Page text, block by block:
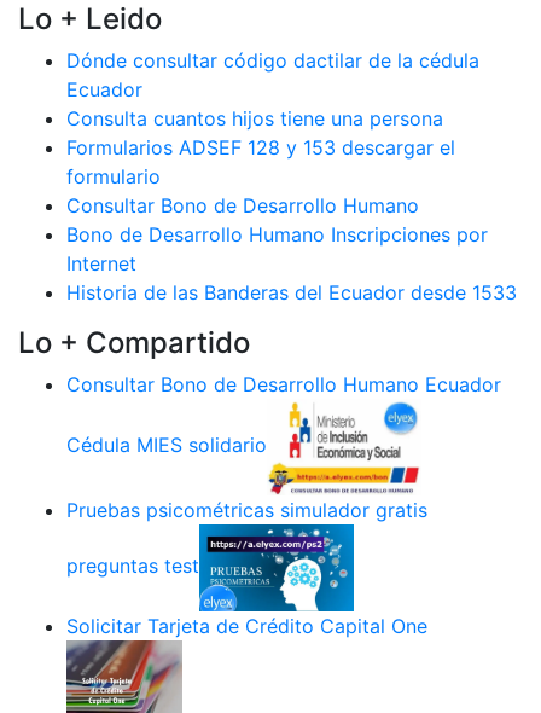
Lo + Leido
Dónde consultar código dactilar de la cédula
Ecuador
Consulta cuantos hijos tiene una persona
Formularios ADSEF 128 y 153 descargar el
formulario
Consultar Bono de Desarrollo Humano
Bono de Desarrollo Humano Inscripciones por
Internet
Historia de las Banderas del Ecuador desde 1533
Lo + Compartido
Consultar Bono de Desarrollo Humano Ecuador
Cédula MIES solidario
Pruebas psicométricas simulador gratis
preguntas test
Solicitar Tarjeta de Crédito Capital One